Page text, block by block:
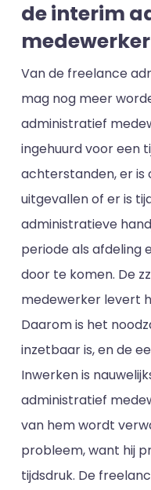
de interim
medewerker
Van de freelance
mag nog meer
administratief
ingehuurd voor een
achterstanden, er
uitgevallen of er is
administratieve
periode als afdeling
door te komen. De
medewerker levert
Daarom is het
inzetbaar is, en de
Inwerken is
administratief
van hem wordt
probleem, want hij
tijdsdruk. De